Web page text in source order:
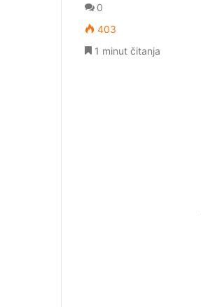
0
403
1 minut čitanja